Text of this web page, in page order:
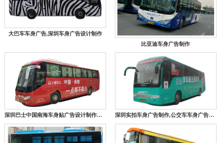
大巴车车身广告,深圳车身广告设计制作
比亚迪车身广告制作
深圳巴士中国南海车身贴广告设计制作喷绘安装一条龙服务 深圳实拍车身广告制作,公交车车身广告现场制作